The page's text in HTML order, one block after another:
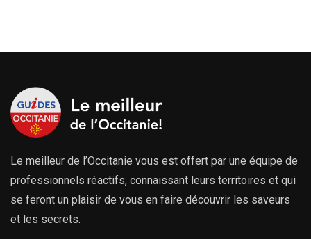
à
à
Le meilleur de l’Occitanie vous est offert par une équipe de
professionnels réactifs, connaissant leurs territoires et qui
se feront un plaisir de vous en faire découvrir les saveurs
et les secrets.